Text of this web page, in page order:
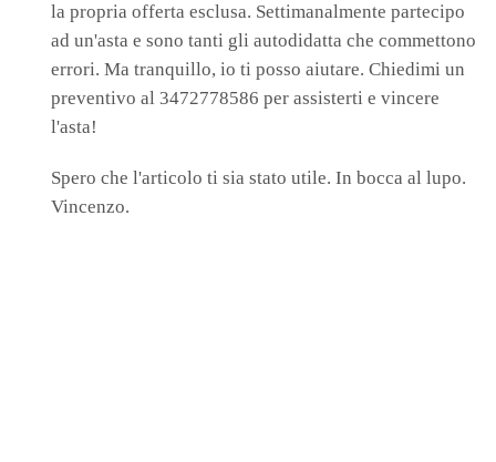
la propria offerta esclusa. Settimanalmente partecipo
ad un'asta e sono tanti gli autodidatta che commettono
errori. Ma tranquillo, io ti posso aiutare. Chiedimi un
preventivo al 3472778586 per assisterti e vincere
l'asta!
Spero che l'articolo ti sia stato utile. In bocca al lupo.
Vincenzo.